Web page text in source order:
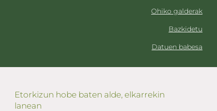
Ohiko galderak
Bazkidetu
Datuen babesa
Etorkizun hobe baten alde, elkarrekin
lanean